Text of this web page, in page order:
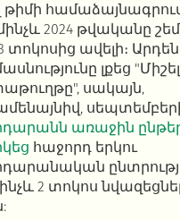
թիմի
մինչև 2024 թվականը
3 տոկոսից ավելի։ Արդեն
լքեց
սակայն,
առաջին
հաջորդ երկու
2 տոկոս